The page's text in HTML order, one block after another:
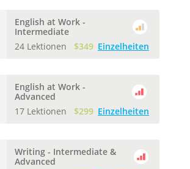
English at Work -
Intermediate
24 Lektionen
$349 Einzelheiten
English at Work -
Advanced
17 Lektionen
$299 Einzelheiten
Writing - Intermediate &
Advanced